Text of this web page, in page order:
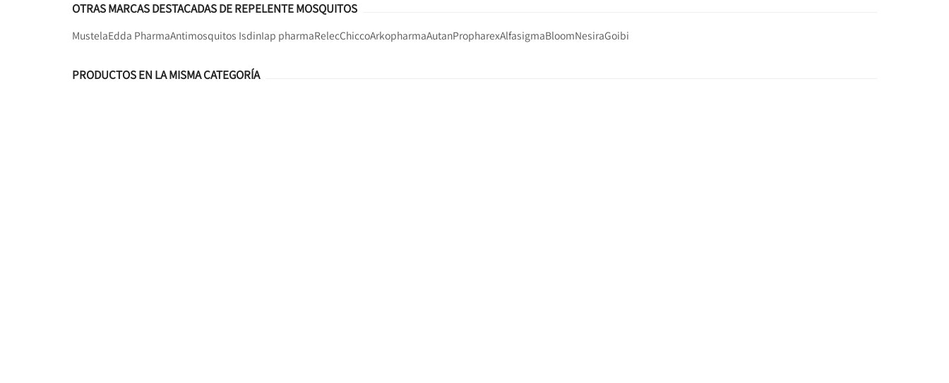
OTRAS MARCAS DESTACADAS DE REPELENTE MOSQUITOS
MustelaEdda PharmaAntimosquitos IsdinIap pharmaRelecChiccoArkopharmaAutanPropharexAlfasigmaBloomNesiraGoibi
PRODUCTOS EN LA MISMA CATEGORÍA